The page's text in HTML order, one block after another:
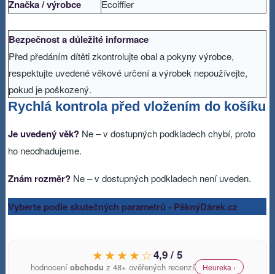
Značka / výrobce Ecoiffier
Bezpečnost a důležité informace
Před předáním dítěti zkontrolujte obal a pokyny výrobce,
respektujte uvedené věkové určení a výrobek nepoužívejte,
pokud je poškozený.
Rychlá kontrola před vložením do košíku
Je uvedený věk? Ne – v dostupných podkladech chybí, proto
ho neodhadujeme.
Znám rozměr? Ne – v dostupných podkladech není uveden.
Vyberte podle skutečných parametrů • PěknýDárek.cz
★★★★☆4,9 / 5
hodnoceníobchodu z 48+ ověřených recenzí Heureka ›